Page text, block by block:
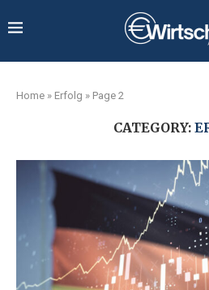
Home » Erfolg » Page 2
CATEGORY: